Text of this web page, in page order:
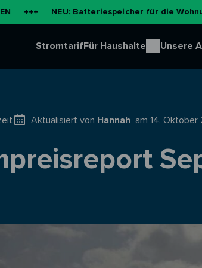
NEU: Batteriespeicher für die Wohnung – 99 €
StromtarifFür Haushalte Unsere
Aktualisiert von Hannah am 14. Oktober